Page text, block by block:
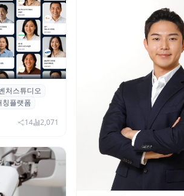
타트업 전문
시
처스튜디오
칭플랫폼
14 2,071